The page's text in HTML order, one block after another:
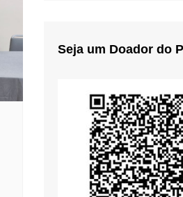
Seja um Doador do